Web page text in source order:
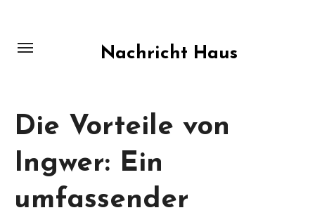
content
Nachricht Haus
Die Vorteile von
Ingwer: Ein
umfassender